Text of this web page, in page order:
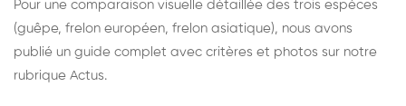
Pour une comparaison visuelle détaillée des trois espèces
(guêpe, frelon européen, frelon asiatique), nous avons
publié un guide complet avec critères et photos sur notre
rubrique Actus.